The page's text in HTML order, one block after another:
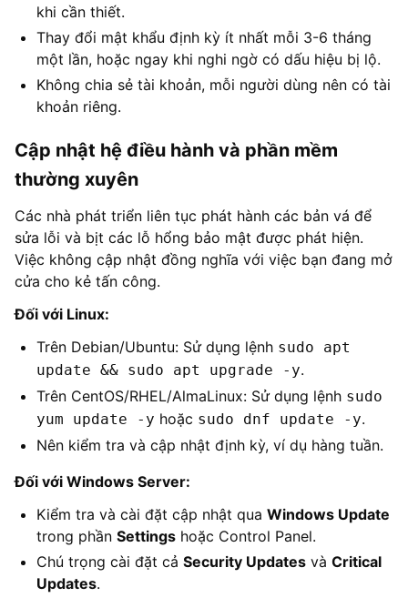
khi cần thiết.
Thay đổi mật khẩu định kỳ ít nhất mỗi 3-6 tháng
một lần, hoặc ngay khi nghi ngờ có dấu hiệu bị lộ.
Không chia sẻ tài khoản, mỗi người dùng nên có tài
khoản riêng.
Cập nhật hệ điều hành và phần mềm
thường xuyên
Các nhà phát triển liên tục phát hành các bản vá để
sửa lỗi và bịt các lỗ hổng bảo mật được phát hiện.
Việc không cập nhật đồng nghĩa với việc bạn đang mở
cửa cho kẻ tấn công.
Đối với Linux:
Trên Debian/Ubuntu: Sử dụng lệnh sudo apt
update && sudo apt upgrade -y.
Trên CentOS/RHEL/AlmaLinux: Sử dụng lệnh sudo
yum update -y hoặc sudo dnf update -y.
Nên kiểm tra và cập nhật định kỳ, ví dụ hàng tuần.
Đối với Windows Server:
Kiểm tra và cài đặt cập nhật qua Windows Update
trong phần Settings hoặc Control Panel.
Chú trọng cài đặt cả Security Updates và Critical
Updates.